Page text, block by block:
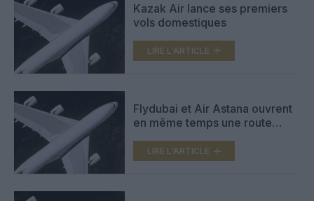
Kazak Air lance ses premiers
vols domestiques
LIRE L'ARTICLE
Flydubai et Air Astana ouvrent
en même temps une route
LIRE L'ARTICLE